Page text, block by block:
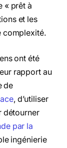
« prêt à
et les
complexité.
ont été
rapport au
de
, d’utiliser
détourner
par la
ingénierie